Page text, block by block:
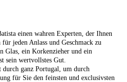
einen wahren Experten, der Ihnen
jeden Anlass und Geschmack zu
Glas, ein Korkenzieher und ein
sein wertvollstes Gut.
ganz Portugal, um durch
für Sie den feinsten und exclusivsten